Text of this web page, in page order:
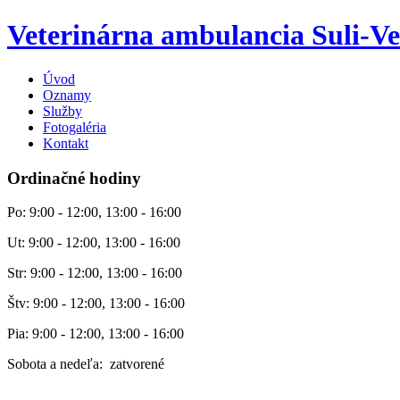
Veterinárna ambulancia Suli-
Úvod
Oznamy
Služby
Fotogaléria
Kontakt
Ordinačné hodiny
Po: 9:00 - 12:00, 13:00 - 16:00
Ut: 9:00 - 12:00, 13:00 - 16:00
Str: 9:00 - 12:00, 13:00 - 16:00
Štv: 9:00 - 12:00, 13:00 - 16:00
Pia: 9:00 - 12:00, 13:00 - 16:00
Sobota a nedeľa: zatvorené